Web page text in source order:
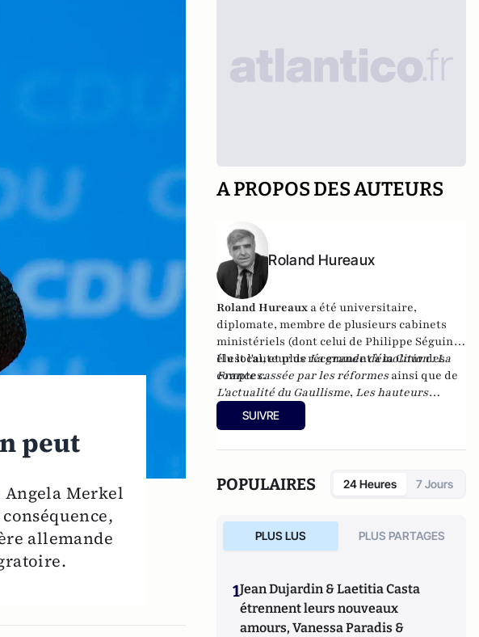
peut
Angela Merkel
allemande
A PROPOS DES AUTEURS
Roland Hureaux
Roland Hureaux a été universitaire,
diplomate, membre de plusieurs cabinets
ministériels (dont celui de Philippe Séguin),
élu local, et plus récemment à la Cour des
comptes.
Il est l'auteur deLa grande démolition : La
France cassée par les réformesainsi que de
L'actualité du Gaullisme, Les hauteurs
béantes de l'Europe
Gnose et gnostiques des origines à nos jours
SUIVRE
POPULAIRES 24 Heures 7 Jours
PLUS LUS PLUS PARTAGES
1Jean Dujardin & Laetitia Casta
étrennent leurs nouveaux
amours, Vanessa Paradis &